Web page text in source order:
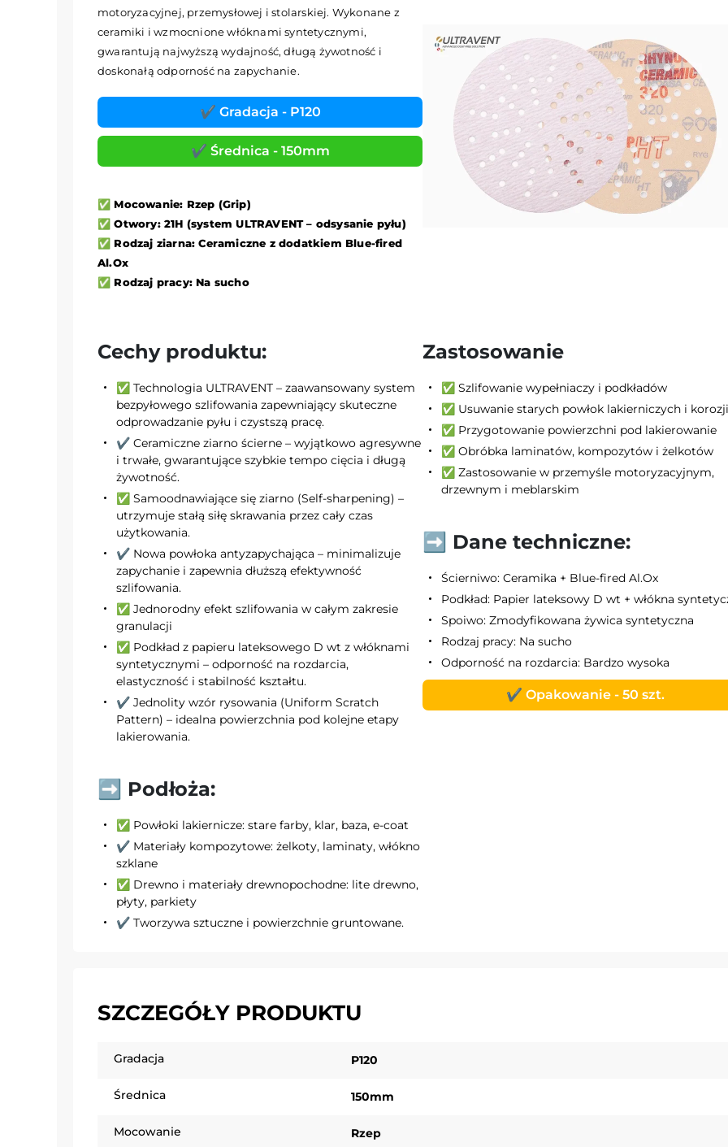
motoryzacyjnej, przemysłowej i stolarskiej. Wykonane z
ceramiki i wzmocnione włóknami syntetycznymi,
gwarantują najwyższą wydajność, długą żywotność i
doskonałą odporność na zapychanie.
✔️ Gradacja - P120
✔️ Średnica - 150mm
✅ Mocowanie: Rzep (Grip)
✅ Otwory: 21H (system ULTRAVENT – odsysanie pyłu)
✅ Rodzaj ziarna: Ceramiczne z dodatkiem Blue-fired
Al.Ox
✅ Rodzaj pracy: Na sucho
Cechy produktu:
✅ Technologia ULTRAVENT – zaawansowany system
bezpyłowego szlifowania zapewniający skuteczne
odprowadzanie pyłu i czystszą pracę.
✔️ Ceramiczne ziarno ścierne – wyjątkowo agresywne
i trwałe, gwarantujące szybkie tempo cięcia i długą
żywotność.
✅ Samoodnawiające się ziarno (Self-sharpening) –
utrzymuje stałą siłę skrawania przez cały czas
użytkowania.
✔️ Nowa powłoka antyzapychająca – minimalizuje
zapychanie i zapewnia dłuższą efektywność
szlifowania.
✅ Jednorodny efekt szlifowania w całym zakresie
granulacji
✅ Podkład z papieru lateksowego D wt z włóknami
syntetycznymi – odporność na rozdarcia,
elastyczność i stabilność kształtu.
✔️ Jednolity wzór rysowania (Uniform Scratch
Pattern) – idealna powierzchnia pod kolejne etapy
lakierowania.
➡️ Podłoża:
✅ Powłoki lakiernicze: stare farby, klar, baza, e-coat
✔️ Materiały kompozytowe: żelkoty, laminaty, włókno
szklane
✅ Drewno i materiały drewnopochodne: lite drewno,
płyty, parkiety
✔️ Tworzywa sztuczne i powierzchnie gruntowane.
Zastosowanie
✅ Szlifowanie wypełniaczy i podkładów
✅ Usuwanie starych powłok lakierniczych i
✅ Przygotowanie powierzchni pod lakierowanie
✅ Obróbka laminatów, kompozytów i żelkotów
✅ Zastosowanie w przemyśle motoryzacyjnym,
drzewnym i meblarskim
➡️ Dane techniczne:
Ścierniwo: Ceramika + Blue-fired Al.Ox
Podkład: Papier lateksowy D wt + włókna
Spoiwo: Zmodyfikowana żywica syntetyczna
Rodzaj pracy: Na sucho
Odporność na rozdarcia: Bardzo wysoka
✔️ Opakowanie - 50 szt.
SZCZEGÓŁY PRODUKTU
Gradacja P120
Średnica 150mm
Mocowanie Rzep